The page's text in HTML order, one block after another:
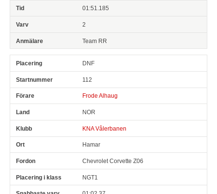
01:51.185
2
Team RR
DNF
112
Frode Alhaug
NOR
KNA Vålerbanen
Hamar
Chevrolet Corvette Z06
NGT1